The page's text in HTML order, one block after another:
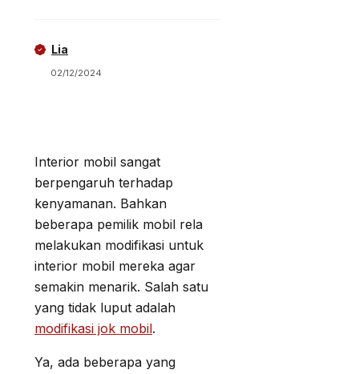
Lia
02/12/2024
Interior mobil sangat
berpengaruh terhadap
kenyamanan. Bahkan
beberapa pemilik mobil rela
melakukan modifikasi untuk
interior mobil mereka agar
semakin menarik. Salah satu
yang tidak luput adalah
modifikasi jok mobil.
Ya, ada beberapa yang